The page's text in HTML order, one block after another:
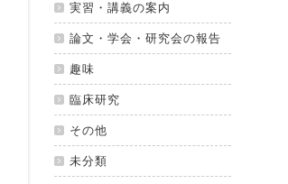
実習・講義の案内
論文・学会・研究会の報告
趣味
臨床研究
その他
未分類